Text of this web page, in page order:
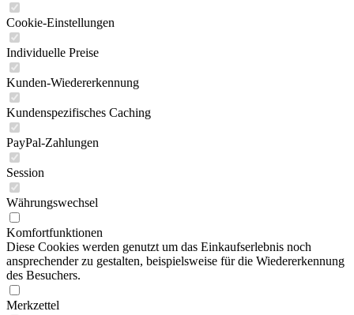
Cookie-Einstellungen
Individuelle Preise
Kunden-Wiedererkennung
Kundenspezifisches Caching
PayPal-Zahlungen
Session
Währungswechsel
Komfortfunktionen
Diese Cookies werden genutzt um das Einkaufserlebnis noch
ansprechender zu gestalten, beispielsweise für die Wiedererkennung
des Besuchers.
Merkzettel